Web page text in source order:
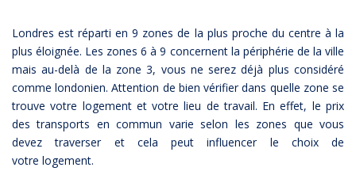
Londres est réparti en 9 zones de la plus proche du centre à la
plus éloignée. Les zones 6 à 9 concernent la périphérie de la ville
mais au-delà de la zone 3, vous ne serez déjà plus considéré
comme londonien. Attention de bien vérifier dans quelle zone se
trouve votre logement et votre lieu de travail. En effet, le prix
des transports en commun varie selon les zones que vous
devez traverser et cela peut influencer le choix de
votre logement.